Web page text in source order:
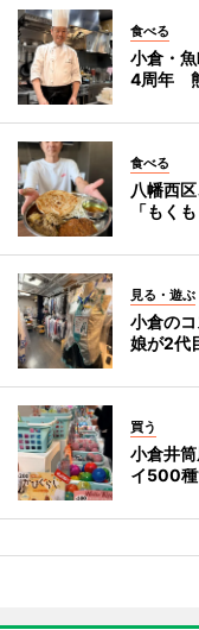
食べる
小倉・
4周年
食べる
八幡西
「もくも
見る・遊ぶ
小倉の
娘が2代
買う
小倉井
イ500